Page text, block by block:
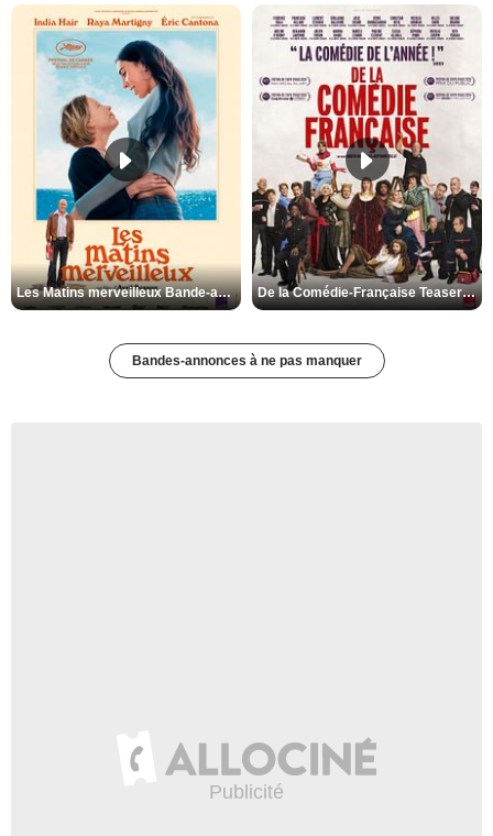
Les Matins merveilleux Bande-annonce VF De la Comédie-Française Teaser VF
Bandes-annonces à ne pas manquer